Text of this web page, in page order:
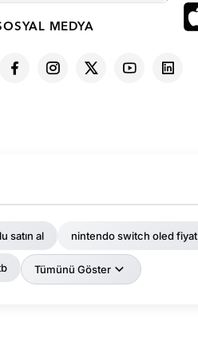
MEDYA
satın al nintendo switch oled fiyat
Tümünü Göster